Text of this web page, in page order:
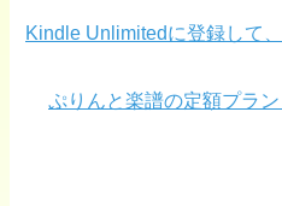
Kindle Unlimitedに登録して
ぷりんと楽譜の定額プラ